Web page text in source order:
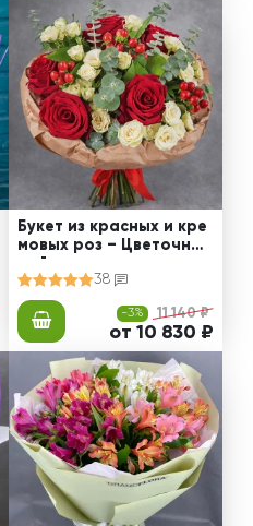
Букет из красных и кре
мовых роз – Цветочный
38
-3% 11 140 ₽
от 10 830 ₽